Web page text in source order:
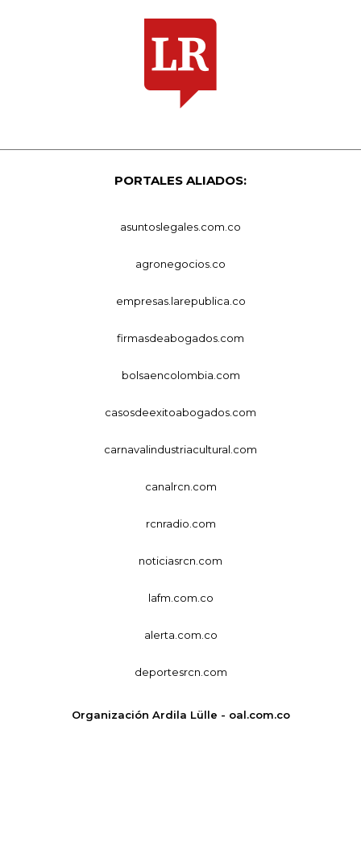
PORTALES ALIADOS:
asuntoslegales.com.co
agronegocios.co
empresas.larepublica.co
firmasdeabogados.com
bolsaencolombia.com
casosdeexitoabogados.com
carnavalindustriacultural.com
canalrcn.com
rcnradio.com
noticiasrcn.com
lafm.com.co
alerta.com.co
deportesrcn.com
Organización Ardila Lülle - oal.com.co